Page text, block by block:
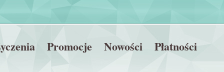
Promocje Nowości Płatności